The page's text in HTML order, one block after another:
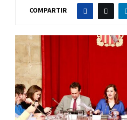
COMPARTIR